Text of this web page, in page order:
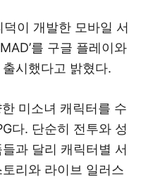
이 개발한 모바일 서
를 구글 플레이와
시했다고 밝혔다.
미소녀 캐릭터를 수
다. 단순히 전투와 성
과 달리 캐릭터별 서
리와 라이브 일러스